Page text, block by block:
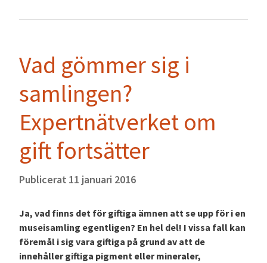
Vad gömmer sig i
samlingen?
Expertnätverket om
gift fortsätter
Publicerat 11 januari 2016
Ja, vad finns det för giftiga ämnen att se upp för i en
museisamling egentligen? En hel del! I vissa fall kan
föremål i sig vara giftiga på grund av att de
innehåller giftiga pigment eller mineraler,